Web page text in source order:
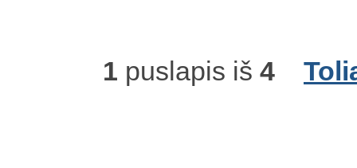
1 puslapis iš 4